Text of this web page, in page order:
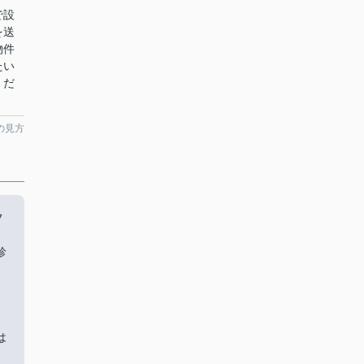
設
送
件
い
だ
見方